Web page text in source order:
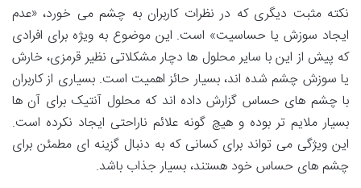
نکته مثبت دیگری که در نظرات کاربران به چشم می خورد، «عدم
ایجاد سوزش یا حساسیت» است. این موضوع به ویژه برای افرادی
که پیش از این با سایر محلول ها دچار مشکلاتی نظیر قرمزی، خارش
یا سوزش چشم شده اند، بسیار حائز اهمیت است. بسیاری از کاربران
با چشم های حساس گزارش داده اند که محلول آنتیک برای آن ها
بسیار ملایم تر بوده و هیچ گونه علائم ناراحتی ایجاد نکرده است.
این ویژگی می تواند برای کسانی که به دنبال گزینه ای مطمئن برای
چشم های حساس خود هستند، بسیار جذاب باشد.